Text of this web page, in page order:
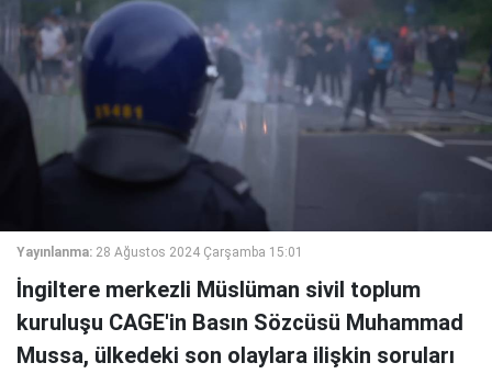
Yayınlanma: 28 Ağustos 2024 Çarşamba 15:01
İngiltere merkezli Müslüman sivil toplum
kuruluşu CAGE'in Basın Sözcüsü Muhammad
Mussa, ülkedeki son olaylara ilişkin soruları